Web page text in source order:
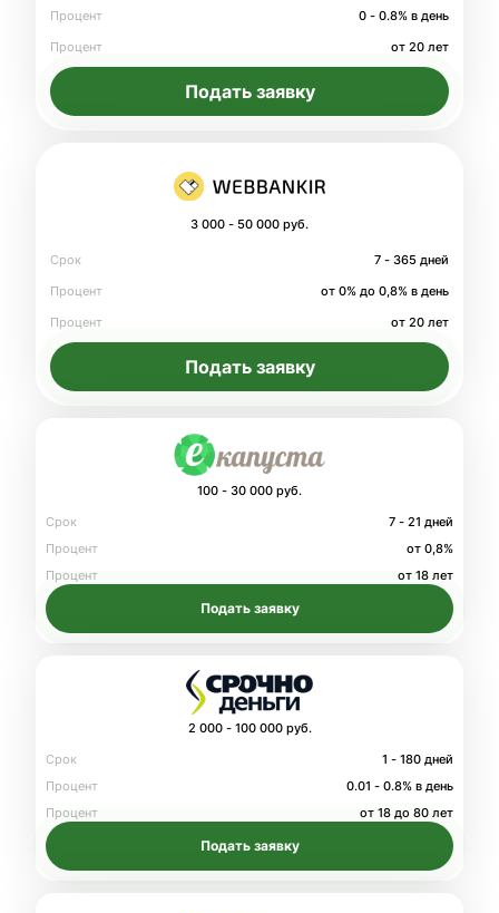
Процент
0 - 0.8% в день
Процент
от 20 лет
Подать заявку
3 000 - 50 000 руб.
Срок
7 - 365 дней
Процент
от 0% до 0,8% в день
Процент
от 20 лет
Подать заявку
100 - 30 000 руб.
Срок
7 - 21 дней
Процент
от 0,8%
Процент
от 18 лет
Подать заявку
2 000 - 100 000 руб.
Срок
1 - 180 дней
Процент
0.01 - 0.8% в день
Процент
от 18 до 80 лет
Подать заявку